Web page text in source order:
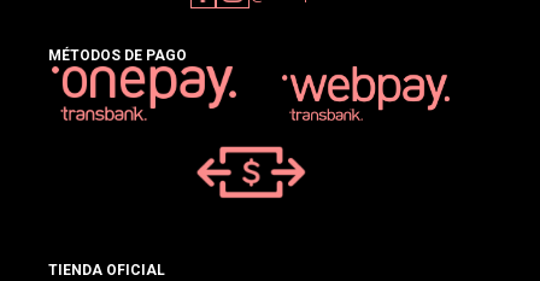
MÉTODOS DE PAGO
TIENDA OFICIAL